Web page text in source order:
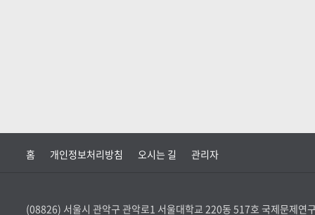
홈 개인정보처리방침 오시는 길 관리자
(08826) 서울시 관악구 관악로1 서울대학교 220동 517호 국제문제연